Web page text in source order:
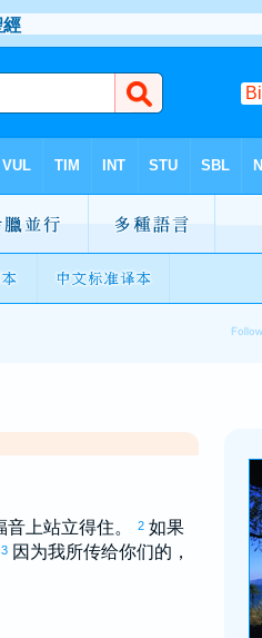
上站立得住。 2 如果
3 因为我所传给你们的，